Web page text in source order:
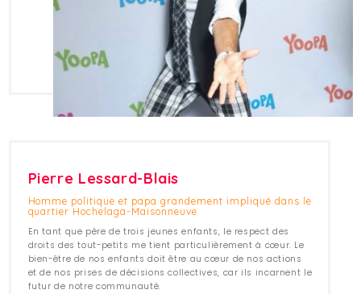
Pierre Lessard-Blais
Homme politique et papa grandement impliqué dans le
quartier Hochelaga-Maisonneuve
En tant que père de trois jeunes enfants, le respect des
droits des tout-petits me tient particulièrement à cœur. Le
bien-être de nos enfants doit être au cœur de nos actions
et de nos prises de décisions collectives, car ils incarnent le
futur de notre communauté.